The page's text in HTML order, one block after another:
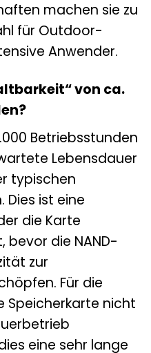
machen sie zu
für Outdoor-
Anwender.
von ca.
Betriebsstunden
Lebensdauer
typischen
Dies ist eine
die Karte
bevor die NAND-
zur
Für die
Speicherkarte nicht
eine sehr lange